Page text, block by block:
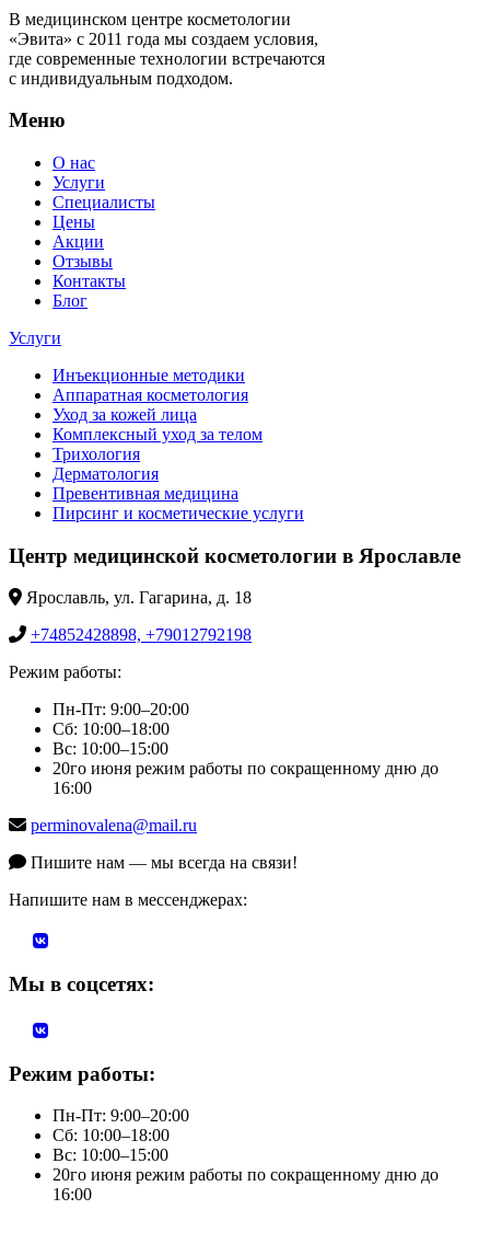
В медицинском центре косметологии
«Эвита» с 2011 года мы создаем условия,
где современные технологии встречаются
с индивидуальным подходом.
Меню
О нас
Услуги
Специалисты
Цены
Акции
Отзывы
Контакты
Блог
Услуги
Инъекционные методики
Аппаратная косметология
Уход за кожей лица
Комплексный уход за телом
Трихология
Дерматология
Превентивная медицина
Пирсинг и косметические услуги
Центр медицинской косметологии в Ярославле
Ярославль, ул. Гагарина, д. 18
+74852428898, +79012792198
Режим работы:
Пн-Пт: 9:00–20:00
Сб: 10:00–18:00
Вс: 10:00–15:00
20го июня режим работы по сокращенному дню до
16:00
perminovalena@mail.ru
Пишите нам — мы всегда на связи!
Напишите нам в мессенджерах:
Мы в соцсетях:
Режим работы:
Пн-Пт: 9:00–20:00
Сб: 10:00–18:00
Вс: 10:00–15:00
20го июня режим работы по сокращенному дню до
16:00